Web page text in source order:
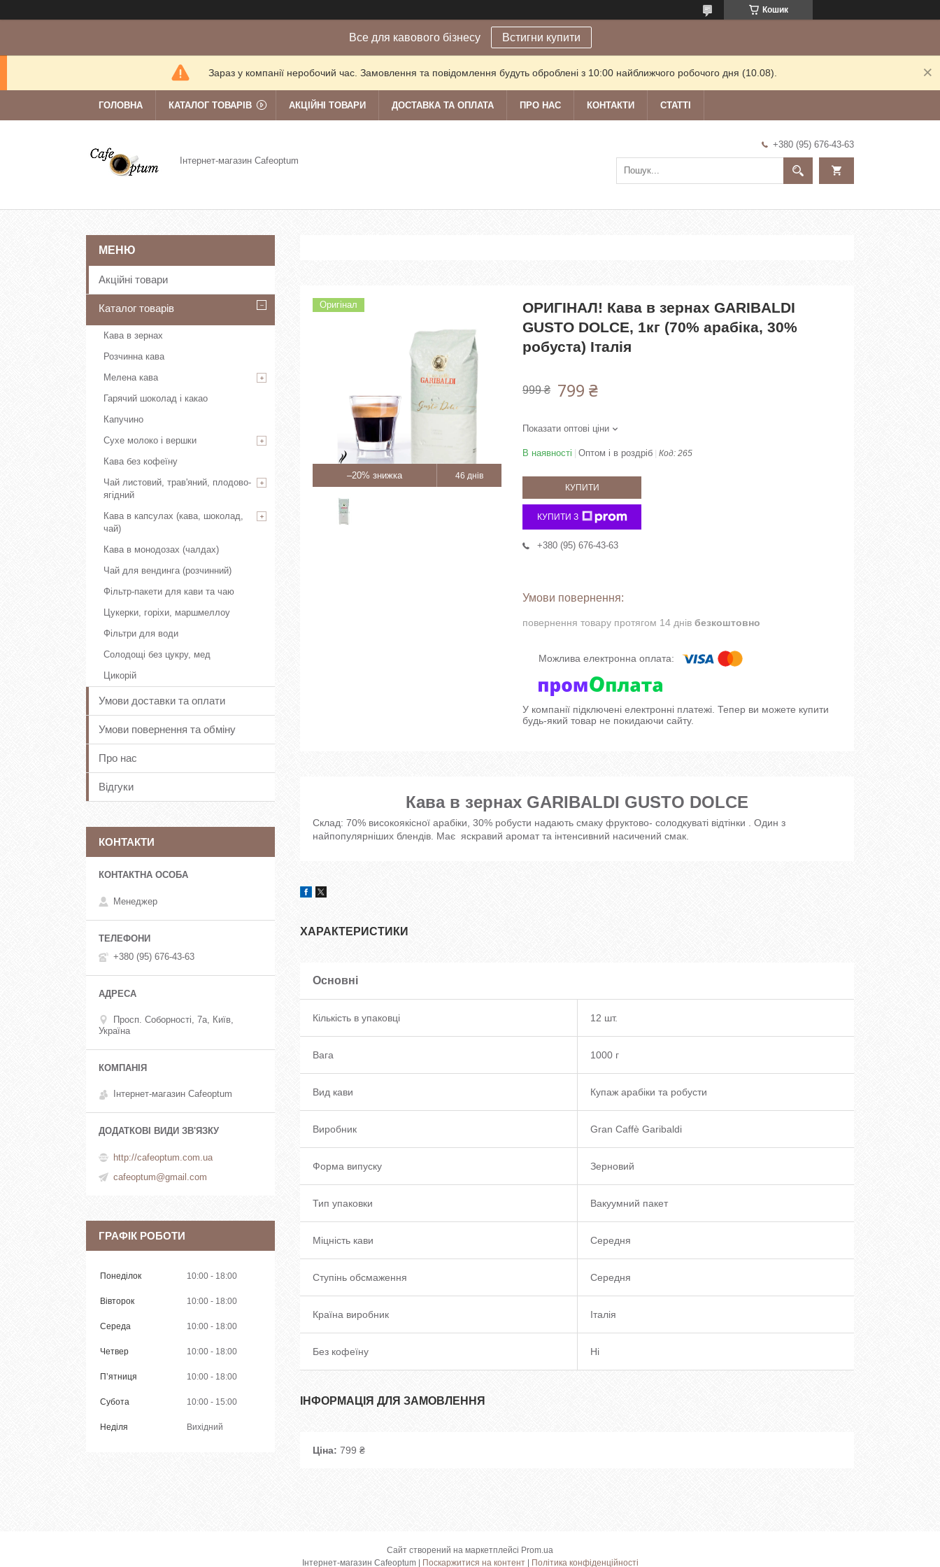
Кошик
Все для кавового бізнесу Встигни купити
Зараз у компанії неробочий час. Замовлення та повідомлення будуть оброблені з 10:00 найближчого робочого дня (10.08).
ГОЛОВНА КАТАЛОГ ТОВАРІВ АКЦІЙНІ ТОВАРИ ДОСТАВКА ТА ОПЛАТА ПРО НАС КОНТАКТИ СТАТТІ
Інтернет-магазин Cafeoptum
+380 (95) 676-43-63
–20% 46 днів
Оригінал
ОРИГІНАЛ! Кава в зернах GARIBALDI
GUSTO DOLCE, 1кг (70% арабіка, 30%
робуста) Італія
999 ₴ 799 ₴
Показати оптові ціни
В наявності Оптом і в роздріб Код: 265
КУПИТИ
КУПИТИ З
+380 (95) 676-43-63
повернення товару протягом 14 днів безкоштовно
У компанії підключені електронні платежі. Тепер ви можете купити
будь-який товар не покидаючи сайту.
Кава в зернах GARIBALDI GUSTO DOLCE
Склад: 70% високоякісної арабіки, 30% робусти надають смаку фруктово- солодкуваті відтінки . Один з
найпопулярніших блендів. Має яскравий аромат та інтенсивний насичений смак.
ХАРАКТЕРИСТИКИ
Основні
Кількість в упаковці 12 шт.
Вага 1000 г
Вид кави Купаж арабіки та робусти
Виробник Gran Caffè Garibaldi
Форма випуску Зерновий
Тип упаковки Вакуумний пакет
Міцність кави Середня
Ступінь обсмаження Середня
Країна виробник Італія
Без кофеїну Ні
ІНФОРМАЦІЯ ДЛЯ ЗАМОВЛЕННЯ
Ціна: 799 ₴
Акційні товари
Каталог товарів
Кава в зернах
Розчинна кава
Мелена кава
Гарячий шоколад і какао
Капучино
Сухе молоко і вершки
Кава без кофеїну
Чай листовий, трав'яний, плодово-
ягідний
Кава в капсулах (кава, шоколад,
чай)
Кава в монодозах (чалдах)
Чай для вендинга (розчинний)
Фільтр-пакети для кави та чаю
Цукерки, горіхи, маршмеллоу
Фільтри для води
Солодощі без цукру, мед
Цикорій
Умови доставки та оплати
Умови повернення та обміну
Про нас
Відгуки
КОНТАКТИ
Менеджер
+380 (95) 676-43-63
Просп. Соборності, 7а, Київ,
Україна
Інтернет-магазин Cafeoptum
http://cafeoptum.com.ua
cafeoptum@gmail.com
ГРАФІК РОБОТИ
Понеділок 10:00 18:00
Вівторок 10:00 18:00
Середа 10:00 18:00
Четвер 10:00 18:00
Пʼятниця 10:00 18:00
Субота 10:00 15:00
Неділя Вихідний
Сайт створений на маркетплейсі Prom.ua
Поскаржитися на контент Політика конфіденційності